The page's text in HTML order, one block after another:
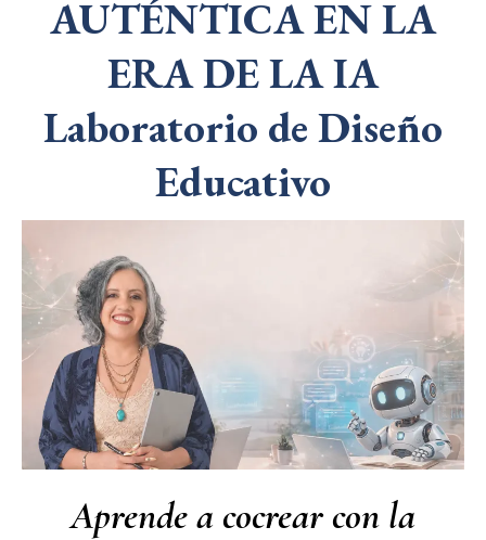
AUTÉNTICA EN LA
ERA DE LA IA
Laboratorio de Diseño
Educativo
Aprende a cocrear con la